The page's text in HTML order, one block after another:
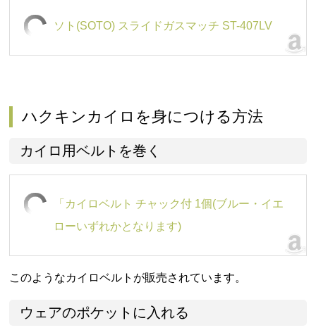
ソト(SOTO) スライドガスマッチ ST-407LV
ハクキンカイロを身につける方法
カイロ用ベルトを巻く
「カイロベルト チャック付 1個(ブルー・イエ
ローいずれかとなります)
このようなカイロベルトが販売されています。
ウェアのポケットに入れる